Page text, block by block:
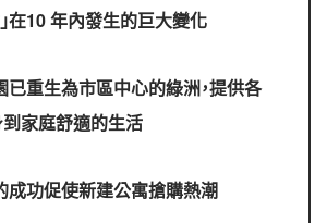
在10 年內發生的巨大變化
已重生為市區中心的綠洲，提供各
到家庭舒適的生活
成功促使新建公寓搶購熱潮